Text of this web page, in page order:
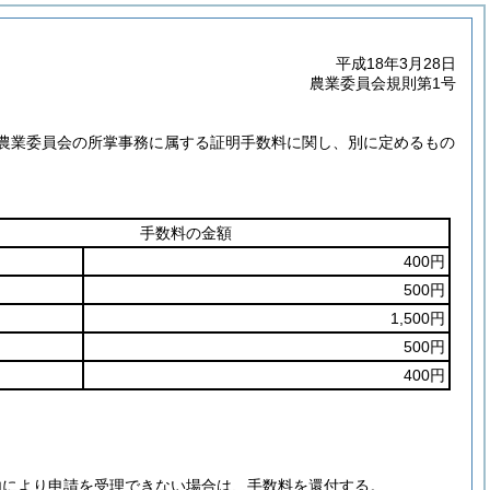
平成18年3月28日
農業委員会規則第1号
業委員会の所掌事務に属する証明手数料に関し、別に定めるもの
手数料の金額
400円
500円
1,500円
500円
400円
より申請を受理できない場合は、手数料を還付する。